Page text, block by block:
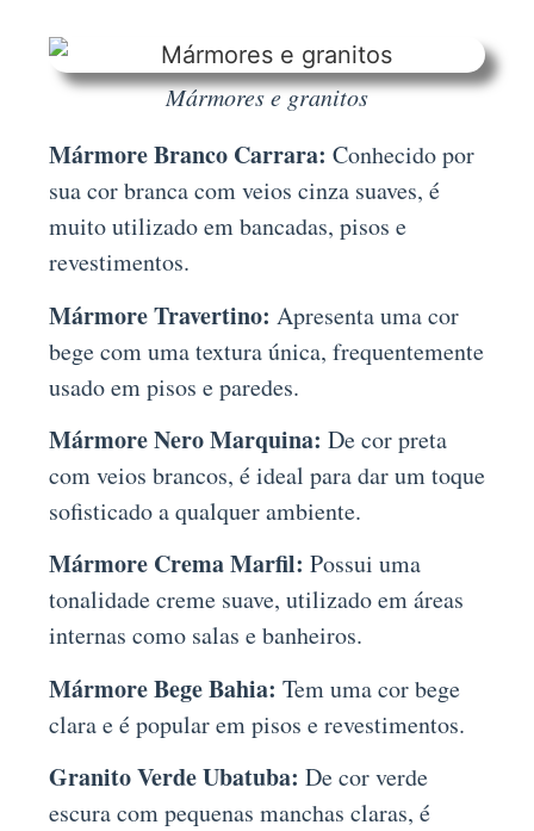
Mármores e granitos
Mármore Branco Carrara: Conhecido por
sua cor branca com veios cinza suaves, é
muito utilizado em bancadas, pisos e
revestimentos.
Mármore Travertino: Apresenta uma cor
bege com uma textura única, frequentemente
usado em pisos e paredes.
Mármore Nero Marquina: De cor preta
com veios brancos, é ideal para dar um toque
sofisticado a qualquer ambiente.
Mármore Crema Marfil: Possui uma
tonalidade creme suave, utilizado em áreas
internas como salas e banheiros.
Mármore Bege Bahia: Tem uma cor bege
clara e é popular em pisos e revestimentos.
Granito Verde Ubatuba: De cor verde
escura com pequenas manchas claras, é